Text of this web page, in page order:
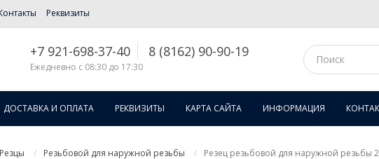
Реквизиты
+7 921-698-37-40 8 (8162) 90-90-19
Ежедневно с 08:30 до 17:30
ДОСТАВКА И ОПЛАТА РЕКВИЗИТЫ КАРТА САЙТА ИНФОРМАЦИЯ
Резцы Резьбовой для наружной резьбы Резец резьбовой для наружной резьбы